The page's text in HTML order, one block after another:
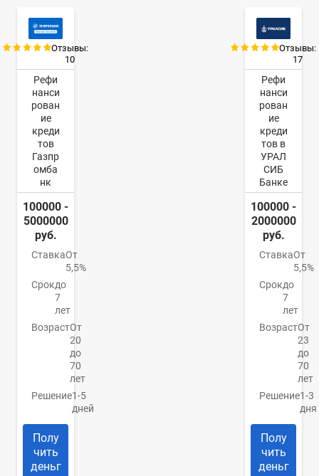
Отзывы:
10
Рефи
нанси
рован
ие
креди
тов
Газпр
омба
нк
100000 -
5000000
руб.
СтавкаОт
5,5%
Срокдо
7
лет
ВозрастОт
20
до
70
лет
Решение1-5
дней
Полу
чить
деньг
Отзывы:
17
Рефи
нанси
рован
ие
креди
тов в
УРАЛ
СИБ
Банке
100000 -
2000000
руб.
СтавкаОт
5,5%
Срокдо
7
лет
ВозрастОт
23
до
70
лет
Решение1-3
дня
Полу
чить
деньг